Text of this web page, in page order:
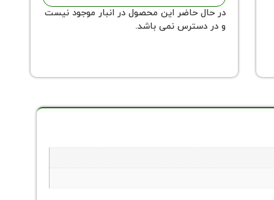
در حال حاضر این محصول در انبار موجود نیست
و در دسترس نمی باشد.